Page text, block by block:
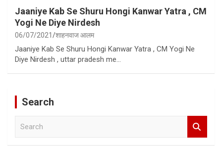
Jaaniye Kab Se Shuru Hongi Kanwar Yatra , CM
Yogi Ne Diye Nirdesh
06/07/2021 शाहनवाज आलम
Jaaniye Kab Se Shuru Hongi Kanwar Yatra , CM Yogi Ne
Diye Nirdesh , uttar pradesh me…
Search